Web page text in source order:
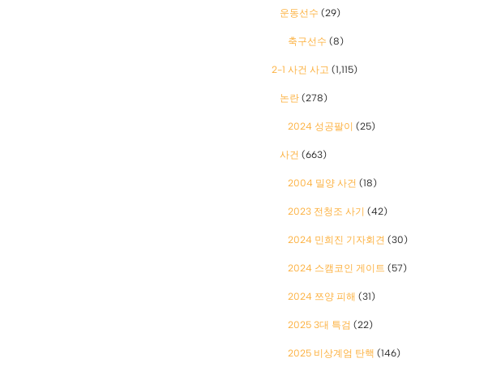
운동선수 (29)
축구선수 (8)
2-1 사건 사고 (1,115)
논란 (278)
2024 성공팔이 (25)
사건 (663)
2004 밀양 사건 (18)
2023 전청조 사기 (42)
2024 민희진 기자회견 (30)
2024 스캠코인 게이트 (57)
2024 쯔양 피해 (31)
2025 3대 특검 (22)
2025 비상계엄 탄핵 (146)